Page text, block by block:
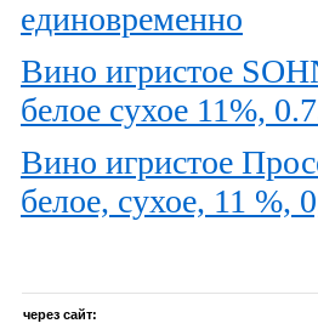
единовременно
Вино игристое
белое сухое 11%,
Вино игристое
белое, сухое, 11 %,
через сайт: